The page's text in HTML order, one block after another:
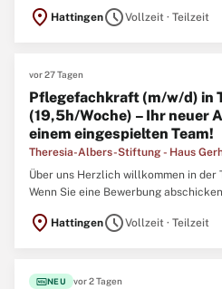
verschrieben hat. Für die folgende
location_on HattingenscheduleVollzeit · Teilzeit
vor 27 Tagen
Pflegefachkraft (m/w/d) in
(19,5h/Woche) – Ihr neuer
einem eingespielten Team!
Theresia-Albers-Stiftung - Haus
Über uns Herzlich willkommen in
Wenn Sie eine Bewerbung
Beschreibung gelesen haben. - Haus
location_on HattingenscheduleVollzeit · Teilzeit
fiber_newNEU vor 2 Tagen